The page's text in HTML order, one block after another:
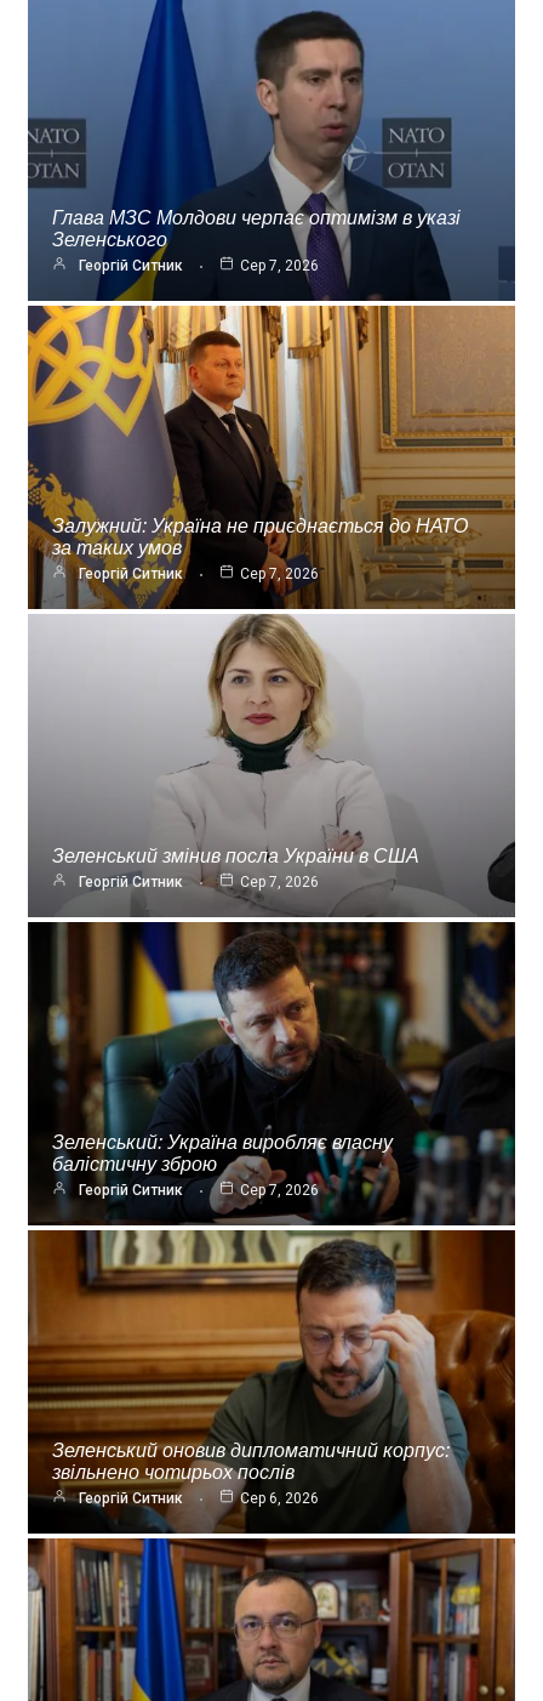
Глава МЗС Молдови черпає оптимізм в указі
Зеленського
Георгій Ситник Сер 7, 2026
Залужний: Україна не приєднається до НАТО
за таких умов
Георгій Ситник Сер 7, 2026
Зеленський змінив посла України в США
Георгій Ситник Сер 7, 2026
Зеленський: Україна виробляє власну
балістичну зброю
Георгій Ситник Сер 7, 2026
Зеленський оновив дипломатичний корпус:
звільнено чотирьох послів
Георгій Ситник Сер 6, 2026